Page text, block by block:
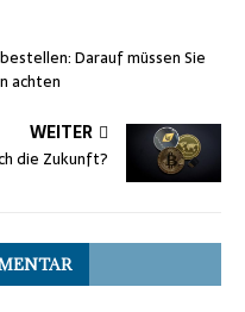
Darauf müssen Sie
achten
WEITER
die Zukunft?